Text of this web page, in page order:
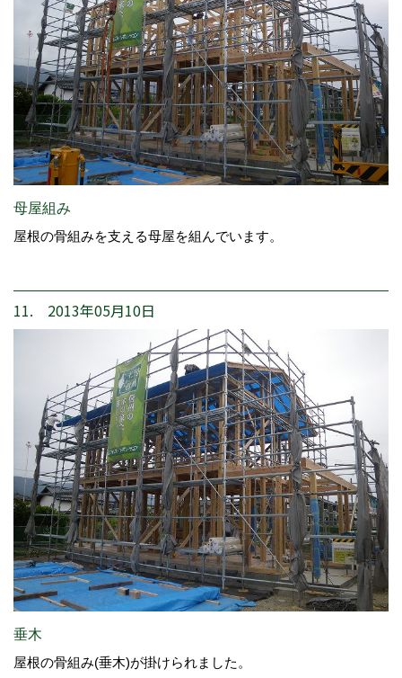
母屋組み
屋根の骨組みを支える母屋を組んでいます。
11. 2013年05月10日
垂木
屋根の骨組み(垂木)が掛けられました。